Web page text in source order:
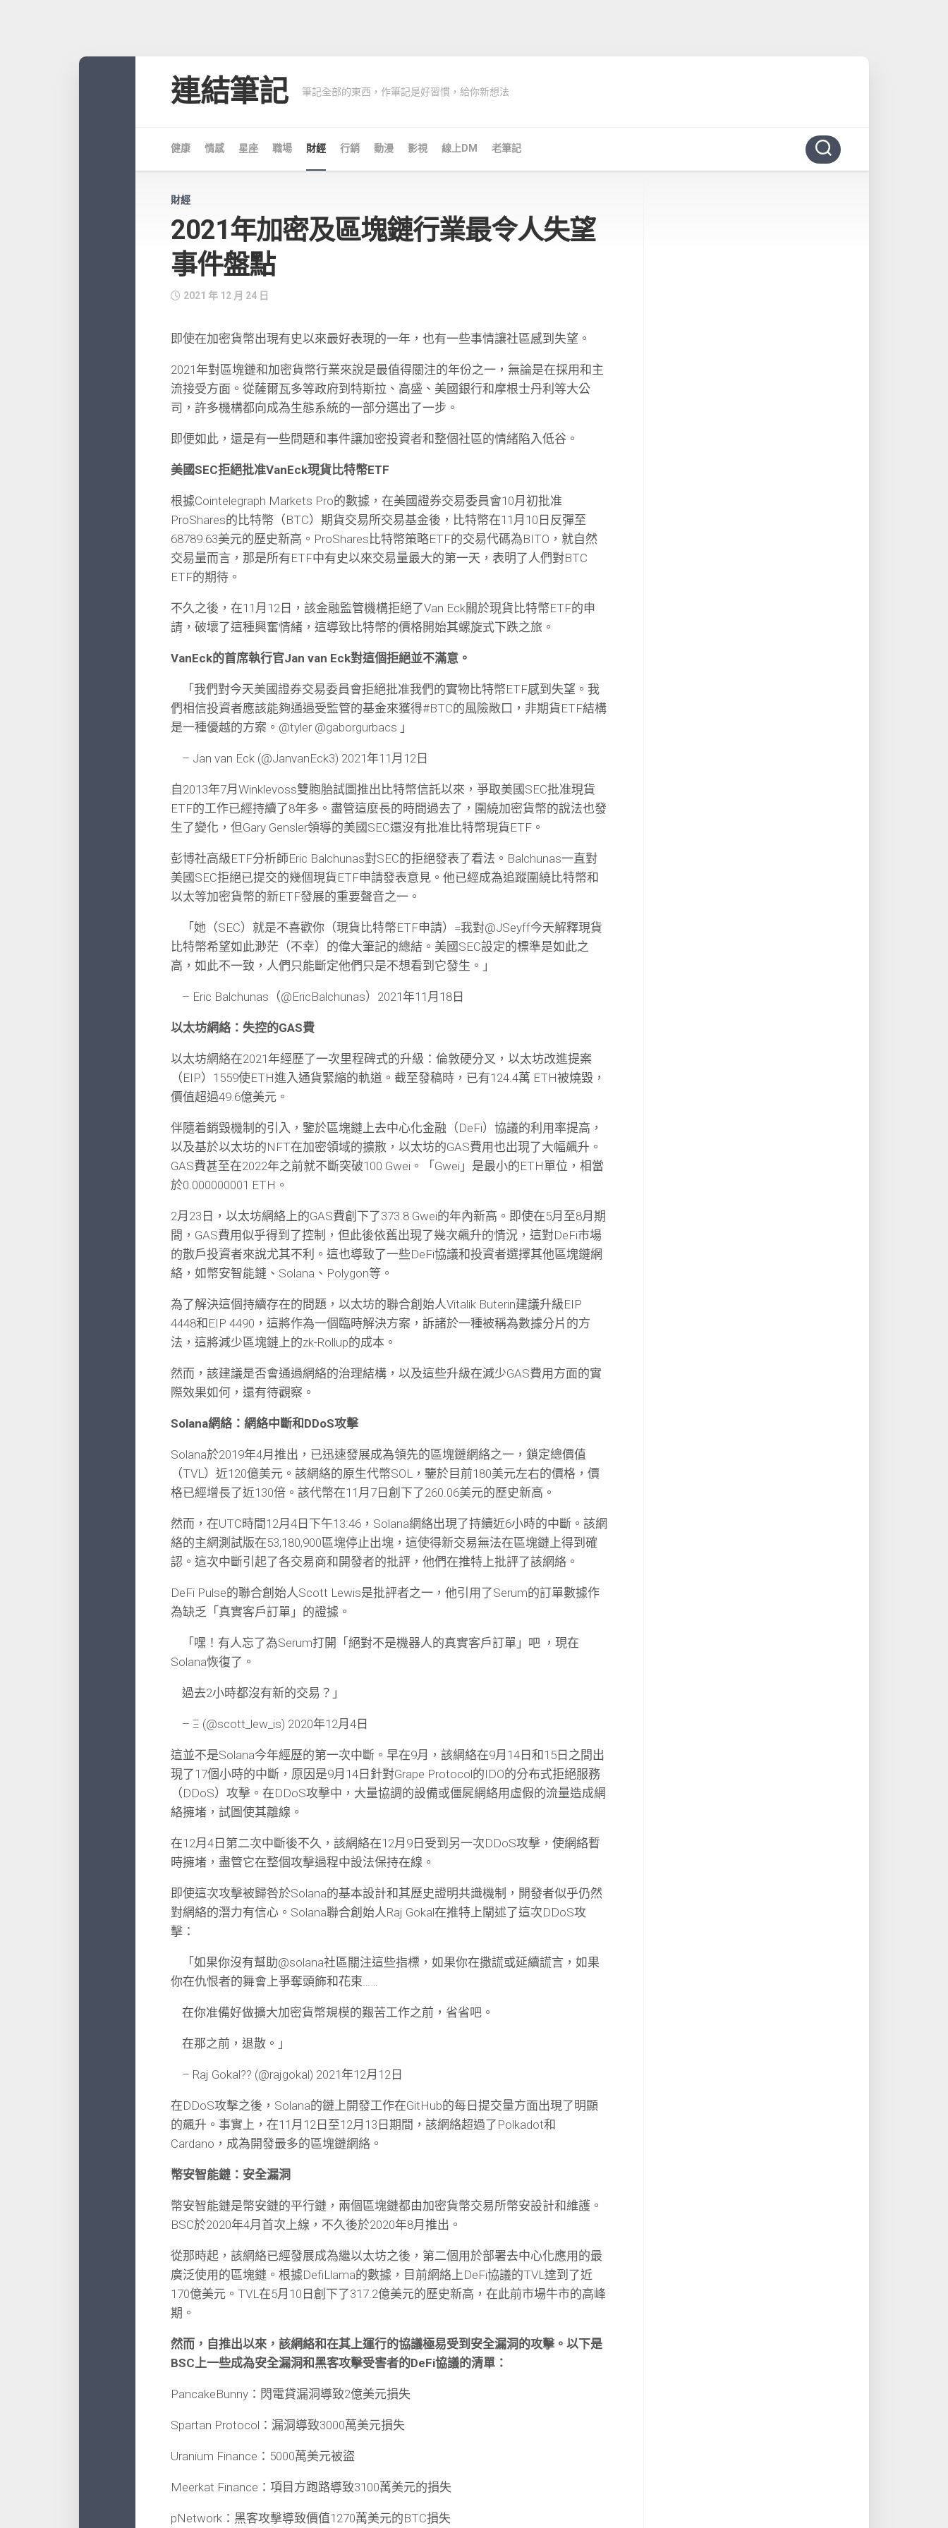
連結筆記 筆記全部的東西，作筆記是好習慣，給你新想法
健康 情感 星座 職場 財經 行銷 動漫 影視 線上DM 老筆記
財經
2021年加密及區塊鏈行業最令人失望
事件盤點
2021 年 12 月 24 日
即使在加密貨幣出現有史以來最好表現的一年，也有一些事情讓社區感到失望。
2021年對區塊鏈和加密貨幣行業來說是最值得關注的年份之一，無論是在採用和主
流接受方面。從薩爾瓦多等政府到特斯拉、高盛、美國銀行和摩根士丹利等大公
司，許多機構都向成為生態系統的一部分邁出了一步。
即便如此，還是有一些問題和事件讓加密投資者和整個社區的情緒陷入低谷。
美國SEC拒絕批准VanEck現貨比特幣ETF
根據Cointelegraph Markets Pro的數據，在美國證券交易委員會10月初批准
ProShares的比特幣（BTC）期貨交易所交易基金後，比特幣在11月10日反彈至
68789.63美元的歷史新高。ProShares比特幣策略ETF的交易代碼為BITO，就自然
交易量而言，那是所有ETF中有史以來交易量最大的第一天，表明了人們對BTC
ETF的期待。
不久之後，在11月12日，該金融監管機構拒絕了Van Eck關於現貨比特幣ETF的申
請，破壞了這種興奮情緒，這導致比特幣的價格開始其螺旋式下跌之旅。
VanEck的首席執行官Jan van Eck對這個拒絕並不滿意。
「我們對今天美國證券交易委員會拒絕批准我們的實物比特幣ETF感到失望。我
們相信投資者應該能夠通過受監管的基金來獲得#BTC的風險敞口，非期貨ETF結構
是一種優越的方案。@tyler @gaborgurbacs 」
– Jan van Eck (@JanvanEck3) 2021年11月12日
自2013年7月Winklevoss雙胞胎試圖推出比特幣信託以來，爭取美國SEC批准現貨
ETF的工作已經持續了8年多。盡管這麼長的時間過去了，圍繞加密貨幣的說法也發
生了變化，但Gary Gensler領導的美國SEC還沒有批准比特幣現貨ETF。
彭博社高級ETF分析師Eric Balchunas對SEC的拒絕發表了看法。Balchunas一直對
美國SEC拒絕已提交的幾個現貨ETF申請發表意見。他已經成為追蹤圍繞比特幣和
以太等加密貨幣的新ETF發展的重要聲音之一。
「她（SEC）就是不喜歡你（現貨比特幣ETF申請）=我對@JSeyff今天解釋現貨
比特幣希望如此渺茫（不幸）的偉大筆記的總結。美國SEC設定的標準是如此之
高，如此不一致，人們只能斷定他們只是不想看到它發生。」
– Eric Balchunas（@EricBalchunas）2021年11月18日
以太坊網絡：失控的GAS費
以太坊網絡在2021年經歷了一次里程碑式的升級：倫敦硬分叉，以太坊改進提案
（EIP）1559使ETH進入通貨緊縮的軌道。截至發稿時，已有124.4萬 ETH被燒毀，
價值超過49.6億美元。
伴隨着銷毀機制的引入，鑒於區塊鏈上去中心化金融（DeFi）協議的利用率提高，
以及基於以太坊的NFT在加密領域的擴散，以太坊的GAS費用也出現了大幅飆升。
GAS費甚至在2022年之前就不斷突破100 Gwei。「Gwei」是最小的ETH單位，相當
於0.000000001 ETH。
2月23日，以太坊網絡上的GAS費創下了373.8 Gwei的年內新高。即使在5月至8月期
間，GAS費用似乎得到了控制，但此後依舊出現了幾次飆升的情況，這對DeFi市場
的散戶投資者來說尤其不利。這也導致了一些DeFi協議和投資者選擇其他區塊鏈網
絡，如幣安智能鏈、Solana、Polygon等。
為了解決這個持續存在的問題，以太坊的聯合創始人Vitalik Buterin建議升級EIP
4448和EIP 4490，這將作為一個臨時解決方案，訴諸於一種被稱為數據分片的方
法，這將減少區塊鏈上的zk-Rollup的成本。
然而，該建議是否會通過網絡的治理結構，以及這些升級在減少GAS費用方面的實
際效果如何，還有待觀察。
Solana網絡：網絡中斷和DDoS攻擊
Solana於2019年4月推出，已迅速發展成為領先的區塊鏈網絡之一，鎖定總價值
（TVL）近120億美元。該網絡的原生代幣SOL，鑒於目前180美元左右的價格，價
格已經增長了近130倍。該代幣在11月7日創下了260.06美元的歷史新高。
然而，在UTC時間12月4日下午13:46，Solana網絡出現了持續近6小時的中斷。該網
絡的主網測試版在53,180,900區塊停止出塊，這使得新交易無法在區塊鏈上得到確
認。這次中斷引起了各交易商和開發者的批評，他們在推特上批評了該網絡。
DeFi Pulse的聯合創始人Scott Lewis是批評者之一，他引用了Serum的訂單數據作
為缺乏「真實客戶訂單」的證據。
「嘿！有人忘了為Serum打開「絕對不是機器人的真實客戶訂單」吧 ，現在
Solana恢復了。
過去2小時都沒有新的交易？」
– Ξ (@scott_lew_is) 2020年12月4日
這並不是Solana今年經歷的第一次中斷。早在9月，該網絡在9月14日和15日之間出
現了17個小時的中斷，原因是9月14日針對Grape Protocol的IDO的分布式拒絕服務
（DDoS）攻擊。在DDoS攻擊中，大量協調的設備或僵屍網絡用虛假的流量造成網
絡擁堵，試圖使其離線。
在12月4日第二次中斷後不久，該網絡在12月9日受到另一次DDoS攻擊，使網絡暫
時擁堵，盡管它在整個攻擊過程中設法保持在線。
即使這次攻擊被歸咎於Solana的基本設計和其歷史證明共識機制，開發者似乎仍然
對網絡的潛力有信心。Solana聯合創始人Raj Gokal在推特上闡述了這次DDoS攻
擊：
「如果你沒有幫助@solana社區關注這些指標，如果你在撒謊或延續謊言，如果
你在仇恨者的舞會上爭奪頭飾和花束……
在你准備好做擴大加密貨幣規模的艱苦工作之前，省省吧。
在那之前，退散。」
– Raj Gokal?? (@rajgokal) 2021年12月12日
在DDoS攻擊之後，Solana的鏈上開發工作在GitHub的每日提交量方面出現了明顯
的飆升。事實上，在11月12日至12月13日期間，該網絡超過了Polkadot和
Cardano，成為開發最多的區塊鏈網絡。
幣安智能鏈：安全漏洞
幣安智能鏈是幣安鏈的平行鏈，兩個區塊鏈都由加密貨幣交易所幣安設計和維護。
BSC於2020年4月首次上線，不久後於2020年8月推出。
從那時起，該網絡已經發展成為繼以太坊之後，第二個用於部署去中心化應用的最
廣泛使用的區塊鏈。根據DefiLlama的數據，目前網絡上DeFi協議的TVL達到了近
170億美元。TVL在5月10日創下了317.2億美元的歷史新高，在此前市場牛市的高峰
期。
然而，自推出以來，該網絡和在其上運行的協議極易受到安全漏洞的攻擊。以下是
BSC上一些成為安全漏洞和黑客攻擊受害者的DeFi協議的清單：
PancakeBunny：閃電貸漏洞導致2億美元損失
Spartan Protocol：漏洞導致3000萬美元損失
Uranium Finance：5000萬美元被盜
Meerkat Finance：項目方跑路導致3100萬美元的損失
pNetwork：黑客攻擊導致價值1270萬美元的BTC損失